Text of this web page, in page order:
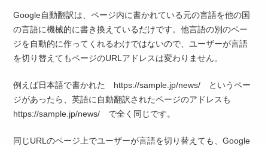
Google自動翻訳は、ページ内に書かれている元の言語を他の国
の言語に機械的に書き換えているだけです。他言語の別のペー
ジを自動的に作ってくれるわけではないので、ユーザーが言語
を切り替えてもページのURLアドレスは変わりません。
例えば日本語で書かれた https://sample.jp/news/ というペー
ジがあったら、英語に自動翻訳されたページのアドレスも
https://sample.jp/news/ で全く同じです。
同じURLのページ上でユーザーが言語を切り替えても、Google